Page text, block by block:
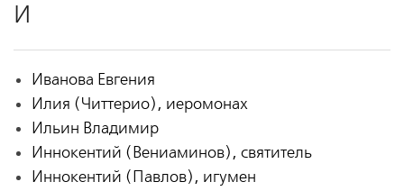
И
Иванова Евгения
Илия (Читтерио), иеромонах
Ильин Владимир
Иннокентий (Вениаминов), святитель
Иннокентий (Павлов), игумен